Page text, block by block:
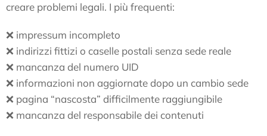
creare problemi legali. I più frequenti:
❌ impressum incompleto
❌ indirizzi fittizi o caselle postali senza sede reale
❌ mancanza del numero UID
❌ informazioni non aggiornate dopo un cambio sede
❌ pagina “nascosta” difficilmente raggiungibile
❌ mancanza del responsabile dei contenuti